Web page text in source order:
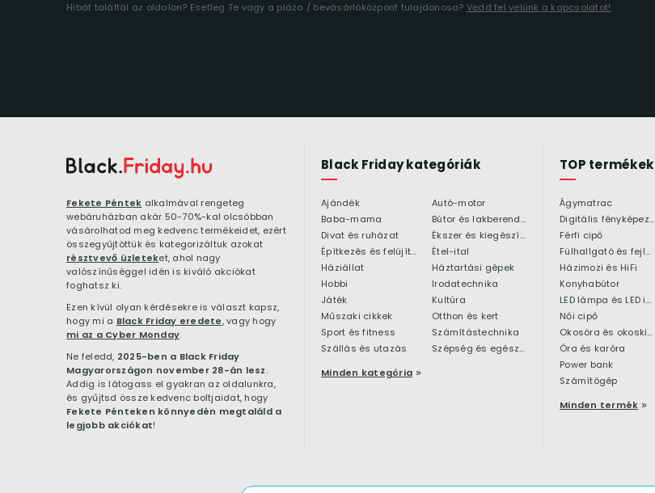
Hibát találtál az oldalon? Esetleg Te vagy a pláza / bevásárlóközpont tulajdonosa? Vedd fel velünk a kapcsolatot!
Fekete Péntek alkalmával rengeteg
webáruházban akár 50-70%-kal olcsóbban
vásárolhatod meg kedvenc termékeidet, ezért
összegyűjtöttük és kategorizáltuk azokat
résztvevő üzleteket, ahol nagy
valószínűséggel idén is kiváló akciókat
foghatsz ki.
Ezen kívül olyan kérdésekre is választ kapsz,
hogy mi a Black Friday eredete, vagy hogy
mi az a Cyber Monday.
Ne feledd, 2025-ben a Black Friday
Magyarországon november 28-án lesz.
Addig is látogass el gyakran az oldalunkra,
és gyűjtsd össze kedvenc boltjaidat, hogy
Fekete Pénteken könnyedén megtaláld a
legjobb akciókat!
Black Friday kategóriák
Ajándék
Autó-motor
Baba-mama
Bútor és lakberendezés
Divat és ruházat
Ékszer és kiegészítő
Építkezés és felújítás
Étel-ital
Háziállat
Háztartási gépek
Hobbi
Irodatechnika
Játék
Kultúra
Műszaki cikkek
Otthon és kert
Sport és fitness
Számítástechnika
Szállás és utazás
Szépség és egészség
Minden kategória
TOP termékek
Ágymatrac
Digitális fényképezőgép
Férfi cipő
Fülhallgató és fejlhallgató
Házimozi és HiFi
Konyhabútor
LED lámpa és LED izzó
Női cipő
Okosóra és okoskiegészítő
Óra és karóra
Power bank
Számítógép
Minden termék